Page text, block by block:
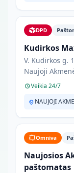
DPD
Kudirkos
V. Kudirkos g.
Naujoji
Veikia 24/7
NAUJOJI
Omniva
Naujosios
paštomatas